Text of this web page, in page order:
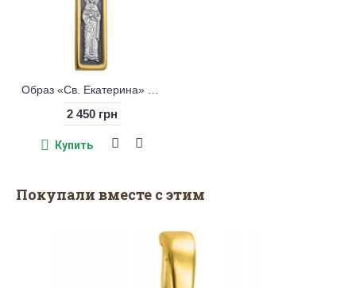
Образ «Св. Екатерина» серебро 925 позол.
2 450 грн
Купить
Покупали вместе с этим